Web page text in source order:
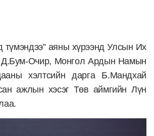
аяны хүрээнд Улсын Их
Д.Бум-Очир, Монгол Ардын Намын
хэлтсийн дарга Б.Мандхай
ажлын хэсэг Төв аймгийн Лүн